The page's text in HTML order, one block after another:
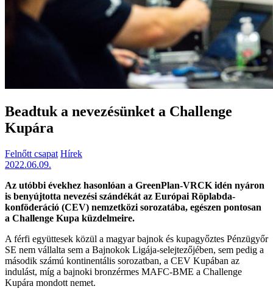
Beadtuk a nevezésünket a Challenge
Kupára
Felnőtt csapat Hírek
2022.06.09.
Az utóbbi évekhez hasonlóan a GreenPlan-VRCK idén nyáron
is benyújtotta nevezési szándékát az Európai Röplabda-
konföderáció (CEV) nemzetközi sorozatába, egészen pontosan
a Challenge Kupa küzdelmeire.
A férfi együttesek közül a magyar bajnok és kupagyőztes Pénzügyőr
SE nem vállalta sem a Bajnokok Ligája-selejtezőjében, sem pedig a
második számú kontinentális sorozatban, a CEV Kupában az
indulást, míg a bajnoki bronzérmes MAFC-BME a Challenge
Kupára mondott nemet.